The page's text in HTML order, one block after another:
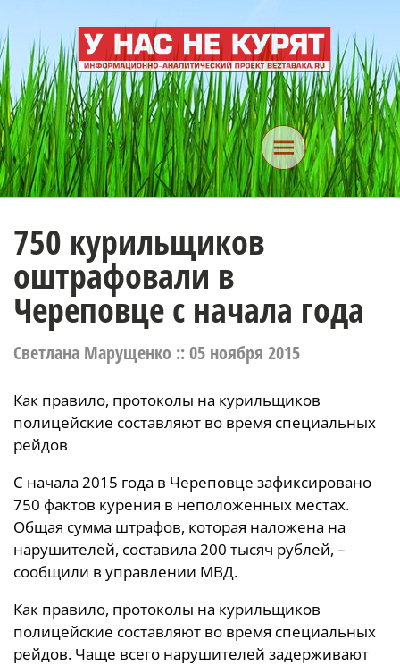
750 курильщиков
оштрафовали в
Череповце с начала года
Светлана Марущенко ::05 ноября 2015
Как правило, протоколы на курильщиков
полицейские составляют во время специальных
рейдов
С начала 2015 года в Череповце зафиксировано
750 фактов курения в неположенных местах.
Общая сумма штрафов, которая наложена на
нарушителей, составила 200 тысяч рублей, –
сообщили в управлении МВД.
Как правило, протоколы на курильщиков
полицейские составляют во время специальных
рейдов. Чаще всего нарушителей задерживают